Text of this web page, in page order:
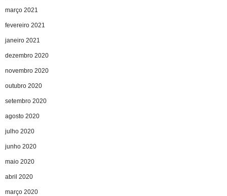
março 2021
fevereiro 2021
janeiro 2021
dezembro 2020
novembro 2020
outubro 2020
setembro 2020
agosto 2020
julho 2020
junho 2020
maio 2020
abril 2020
março 2020